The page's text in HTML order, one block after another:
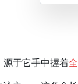
于它手中握着